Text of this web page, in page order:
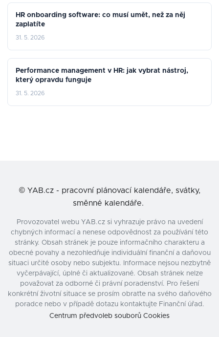
HR onboarding software: co musí umět, než za něj
zaplatíte
31. 5. 2026
Performance management v HR: jak vybrat nástroj,
který opravdu funguje
31. 5. 2026
© YAB.cz - pracovní plánovací kalendáře, svátky,
směnné kalendáře.
Provozovatel webu YAB.cz si vyhrazuje právo na uvedení
chybných informací a nenese odpovědnost za používání této
stránky. Obsah stránek je pouze informačního charakteru a
obecné povahy a nezohledňuje individuální finanční a daňovou
situaci určité osoby nebo subjektu. Informace nejsou nezbytně
vyčerpávající, úplné či aktualizované. Obsah stránek nelze
považovat za odborné či právní poradenství. Pro řešení
konkrétní životní situace se prosím obraťte na svého daňového
poradce nebo v případě dotazu kontaktujte Finanční úřad.
Centrum předvoleb souborů Cookies